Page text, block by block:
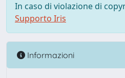
In caso di violazione di
Supporto Iris
Informazioni